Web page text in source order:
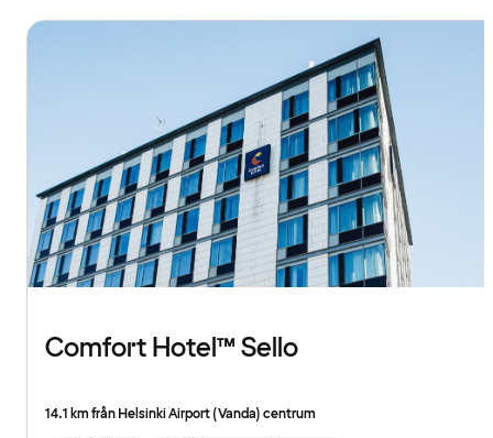
Comfort Hotel™ Sello
14.1 km från Helsinki Airport (Vanda) centrum